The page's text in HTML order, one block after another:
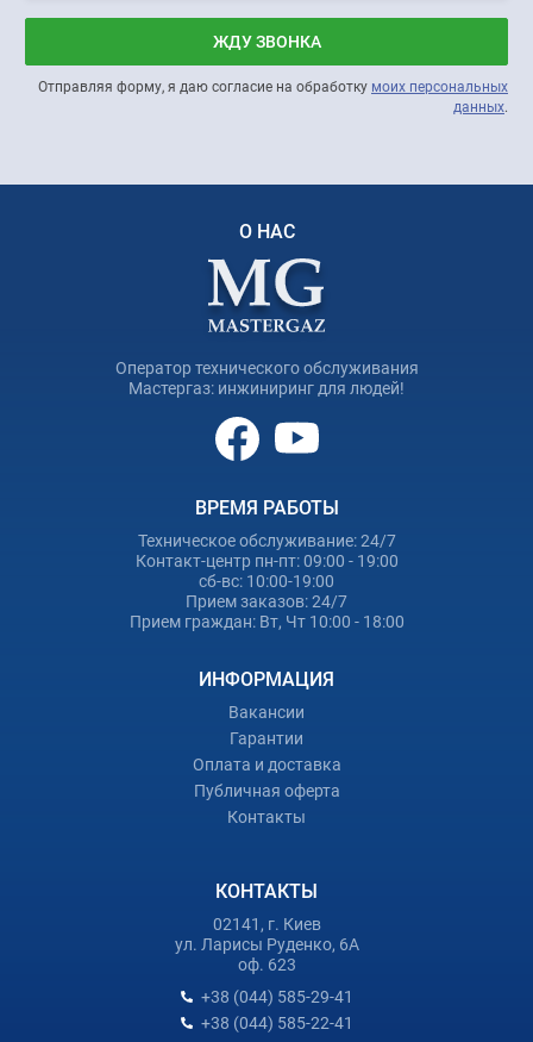
ЖДУ ЗВОНКА
Отправляя форму, я даю согласие на обработку моих персональных
данных.
О НАС
Оператор технического обслуживания
Мастергаз: инжиниринг для людей!
ВРЕМЯ РАБОТЫ
Техническое обслуживание: 24/7
Контакт-центр пн-пт: 09:00 - 19:00
сб-вс: 10:00-19:00
Прием заказов: 24/7
Прием граждан: Вт, Чт 10:00 - 18:00
ИНФОРМАЦИЯ
Вакансии
Гарантии
Оплата и доставка
Публичная оферта
Контакты
КОНТАКТЫ
02141, г. Киев
ул. Ларисы Руденко, 6А
оф. 623
+38 (044) 585-29-41
+38 (044) 585-22-41